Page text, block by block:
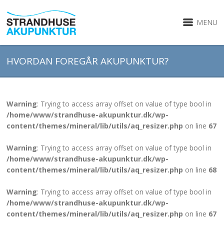
MENU
HVORDAN FOREGÅR AKUPUNKTUR?
Warning: Trying to access array offset on value of type bool in
/home/www/strandhuse-akupunktur.dk/wp-
content/themes/mineral/lib/utils/aq_resizer.php on line 67
Warning: Trying to access array offset on value of type bool in
/home/www/strandhuse-akupunktur.dk/wp-
content/themes/mineral/lib/utils/aq_resizer.php on line 68
Warning: Trying to access array offset on value of type bool in
/home/www/strandhuse-akupunktur.dk/wp-
content/themes/mineral/lib/utils/aq_resizer.php on line 67